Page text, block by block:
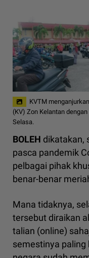
KVTM
(KV) Zon Kelantan
Selasa.
BOLEH dikatakan,
pasca pandemik
pelbagai pihak
benar-benar
Mana tidaknya,
tersebut diraikan
talian (online)
semestinya